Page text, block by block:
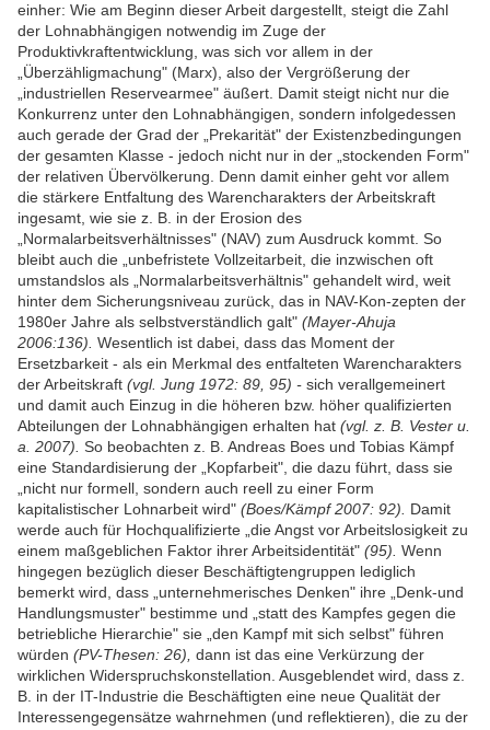
einher: Wie am Beginn dieser Arbeit dargestellt, steigt die Zahl
der Lohnabhängigen notwendig im Zuge der
Produktivkraftentwicklung, was sich vor allem in der
„Überzähligmachung" (Marx), also der Vergrößerung der
„industriellen Reservearmee" äußert. Damit steigt nicht nur die
Konkurrenz unter den Lohnabhängigen, sondern infolgedessen
auch gerade der Grad der „Prekarität" der Existenzbedingungen
der gesamten Klasse - jedoch nicht nur in der „stockenden Form"
der relativen Übervölkerung. Denn damit einher geht vor allem
die stärkere Entfaltung des Warencharakters der Arbeitskraft
ingesamt, wie sie z. B. in der Erosion des
„Normalarbeitsverhältnisses" (NAV) zum Ausdruck kommt. So
bleibt auch die „unbefristete Vollzeitarbeit, die inzwischen oft
umstandslos als „Normalarbeitsverhältnis" gehandelt wird, weit
hinter dem Sicherungsniveau zurück, das in NAV-Kon-zepten der
1980er Jahre als selbstverständlich galt" (Mayer-Ahuja
2006:136). Wesentlich ist dabei, dass das Moment der
Ersetzbarkeit - als ein Merkmal des entfalteten Warencharakters
der Arbeitskraft (vgl. Jung 1972: 89, 95) - sich verallgemeinert
und damit auch Einzug in die höheren bzw. höher qualifizierten
Abteilungen der Lohnabhängigen erhalten hat (vgl. z. B. Vester u.
a. 2007). So beobachten z. B. Andreas Boes und Tobias Kämpf
eine Standardisierung der „Kopfarbeit", die dazu führt, dass sie
„nicht nur formell, sondern auch reell zu einer Form
kapitalistischer Lohnarbeit wird" (Boes/Kämpf 2007: 92).
Damit
werde auch für Hochqualifizierte „die Angst vor Arbeitslosigkeit zu
einem maßgeblichen Faktor ihrer Arbeitsidentität" (95). Wenn
hingegen bezüglich dieser Beschäftigtengruppen lediglich
bemerkt wird, dass „unternehmerisches Denken" ihre „Denk-und
Handlungsmuster" bestimme und „statt des Kampfes gegen die
betriebliche Hierarchie" sie „den Kampf mit sich selbst" führen
würden (PV-Thesen: 26), dann ist das eine Verkürzung der
wirklichen Widerspruchskonstellation. Ausgeblendet wird, dass z.
B. in der IT-Industrie die Beschäftigten eine neue Qualität der
Interessengegensätze wahrnehmen (und reflektieren), die zu der